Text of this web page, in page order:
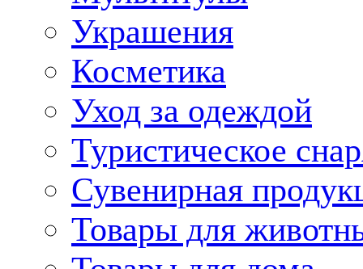
Украшения
Косметика
Уход за одеждой
Туристическое
Сувенирная
Товары для